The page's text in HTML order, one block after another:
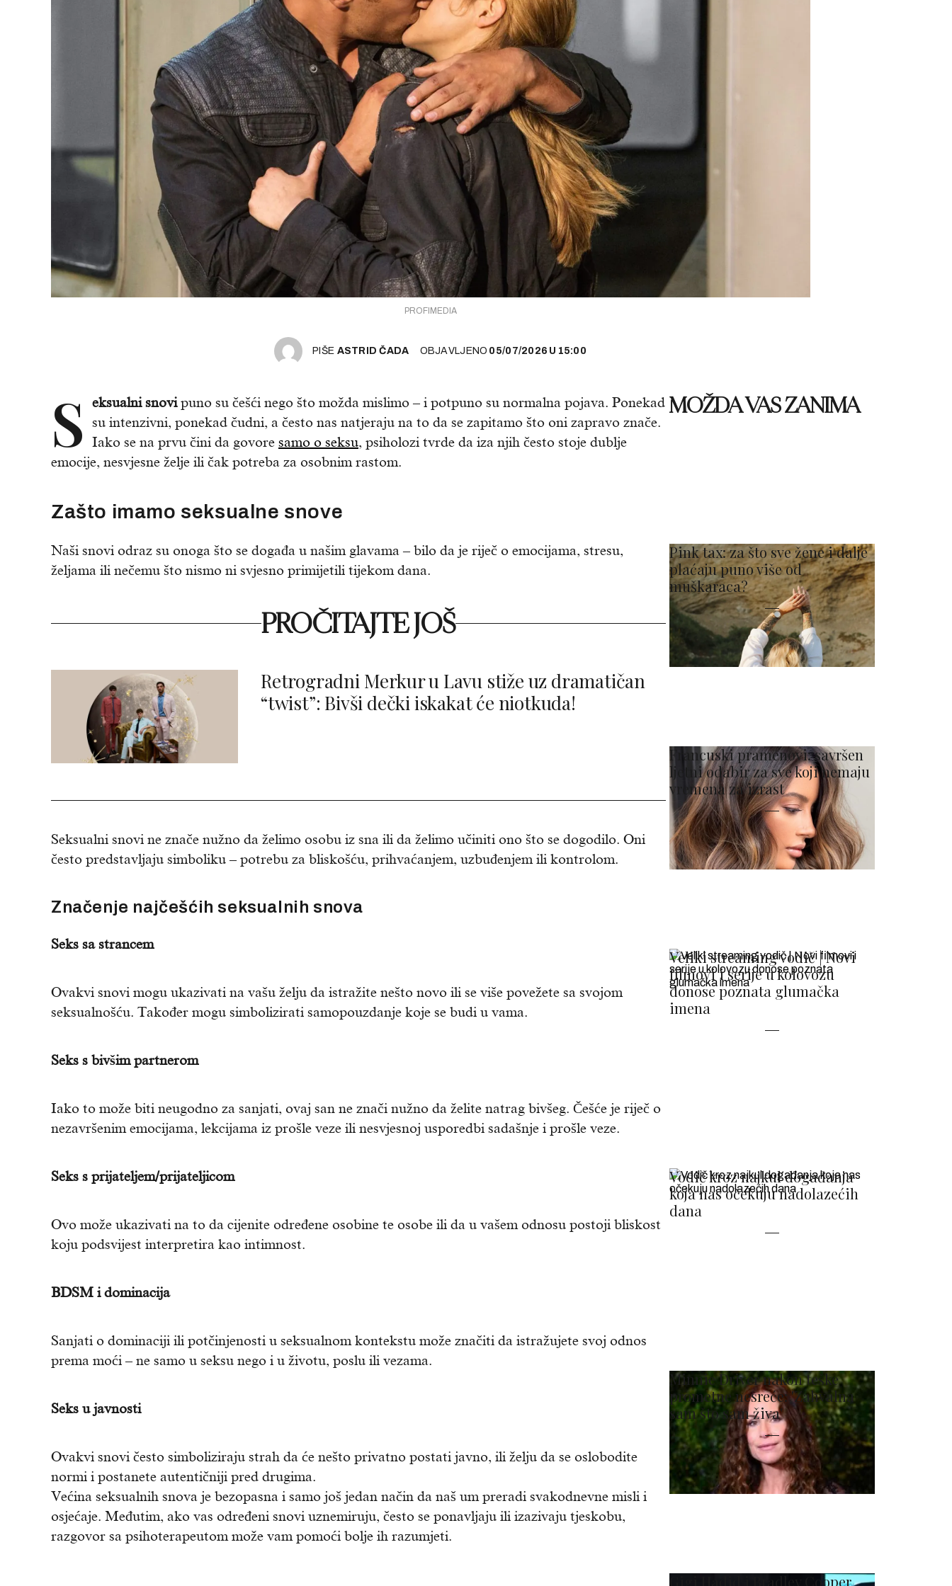
PROFIMEDIA
PIŠE ASTRID ČADA OBJAVLJENO 05/07/2026 U 15:00
S eksualni snovipuno su češći nego što možda mislimo – i potpuno su normalna pojava. Ponekad
su intenzivni, ponekad čudni, a često nas natjeraju na to da se zapitamo što oni zapravo znače.
Iako se na prvu čini da govore samo o seksu, psiholozi tvrde da iza njih često stoje dublje
emocije, nesvjesne želje ili čak potreba za osobnim rastom.
Zašto imamo seksualne snove
Naši snovi odraz su onoga što se događa u našim glavama – bilo da je riječ o emocijama, stresu,
željama ili nečemu što nismo ni svjesno primijetili tijekom dana.
PROČITAJTE JOŠ
Retrogradni Merkur u Lavu stiže uz dramatičan
“twist”: Bivši dečki iskakat će niotkuda!
Seksualni snovi ne znače nužno da želimo osobu iz sna ili da želimo učiniti ono što se dogodilo. Oni
često predstavljaju simboliku – potrebu za bliskošću, prihvaćanjem, uzbuđenjem ili kontrolom.
Značenje najčešćih seksualnih snova
Seks sa strancem
Ovakvi snovi mogu ukazivati na vašu želju da istražite nešto novo ili se više povežete sa svojom
seksualnošću. Također mogu simbolizirati samopouzdanje koje se budi u vama.
Seks s bivšim partnerom
Iako to može biti neugodno za sanjati, ovaj san ne znači nužno da želite natrag bivšeg. Češće je riječ o
nezavršenim emocijama, lekcijama iz prošle veze ili nesvjesnoj usporedbi sadašnje i prošle veze.
Seks s prijateljem/prijateljicom
Ovo može ukazivati na to da cijenite određene osobine te osobe ili da u vašem odnosu postoji bliskost
koju podsvijest interpretira kao intimnost.
BDSM i dominacija
Sanjati o dominaciji ili potčinjenosti u seksualnom kontekstu može značiti da istražujete svoj odnos
prema moći – ne samo u seksu nego i u životu, poslu ili vezama.
Seks u javnosti
Ovakvi snovi često simboliziraju strah da će nešto privatno postati javno, ili želju da se oslobodite
normi i postanete autentičniji pred drugima.
Većina seksualnih snova je bezopasna i samo još jedan način da naš um preradi svakodnevne misli i
osjećaje. Međutim, ako vas određeni snovi uznemiruju, često se ponavljaju ili izazivaju tjeskobu,
razgovor sa psihoterapeutom može vam pomoći bolje ih razumjeti.
MOŽDA VAS ZANIMA
Pink tax: za što sve žene i dalje
plaćaju puno više od
muškaraca?
Francuski pramenovi: savršen
ljetni odabir za sve koji nemaju
vremena za izrast
Veliki streaming vodič | Novi
filmovi i serije u kolovozu
donose poznata glumačka
imena
Vodič kroz najkul događanja
koja nas očekuju nadolazećih
dana
Minnie Driver nakon teške
prometne nesreće: 'Zahvalna
sam što sam živa'
Gigi Hadid i Bradley Cooper